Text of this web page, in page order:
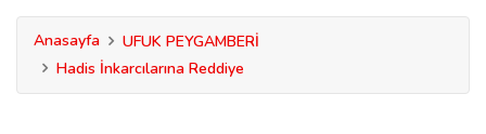
Anasayfa
UFUK PEYGAMBERİ
Hadis İnkarcılarına Reddiye